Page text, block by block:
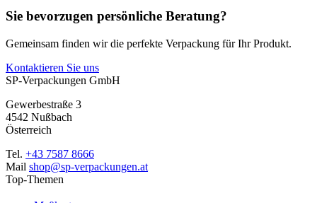
Sie bevorzugen persönliche Beratung?
Gemeinsam finden wir die perfekte Verpackung für Ihr Produkt.
Kontaktieren Sie uns
SP-Verpackungen GmbH
Gewerbestraße 3
4542 Nußbach
Österreich
Tel. +43 7587 8666
Mail shop@sp-verpackungen.at
Top-Themen